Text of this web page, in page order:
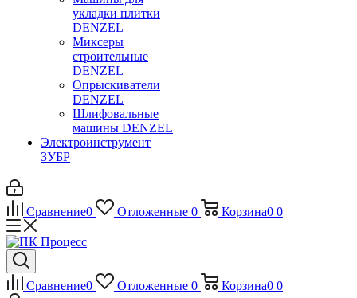
укладки плитки
DENZEL
Миксеры
строительные
DENZEL
Опрыскиватели
DENZEL
Шлифовальные
машины DENZEL
Электроинструмент
ЗУБР
Сравнение0 Отложенные 0 Корзина0 0
Сравнение0 Отложенные 0 Корзина0 0